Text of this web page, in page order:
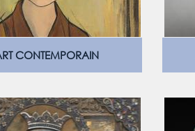
CONTEMPORAIN